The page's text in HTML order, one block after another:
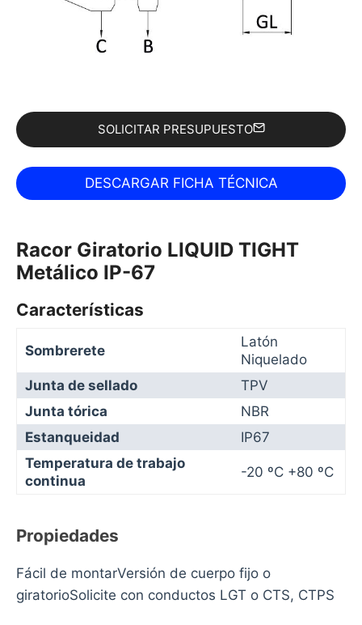
SOLICITAR PRESUPUESTO
Racor Giratorio LIQUID TIGHT
Metálico IP-67
Características
Sombrerete
Latón
Niquelado
Junta de sellado
TPV
Junta tórica
NBR
Estanqueidad
IP67
Temperatura de trabajo
continua
-20 ºC +80 ºC
Propiedades
Fácil de montarVersión de cuerpo fijo o
giratorioSolicite con conductos LGT o CTS, CTPS